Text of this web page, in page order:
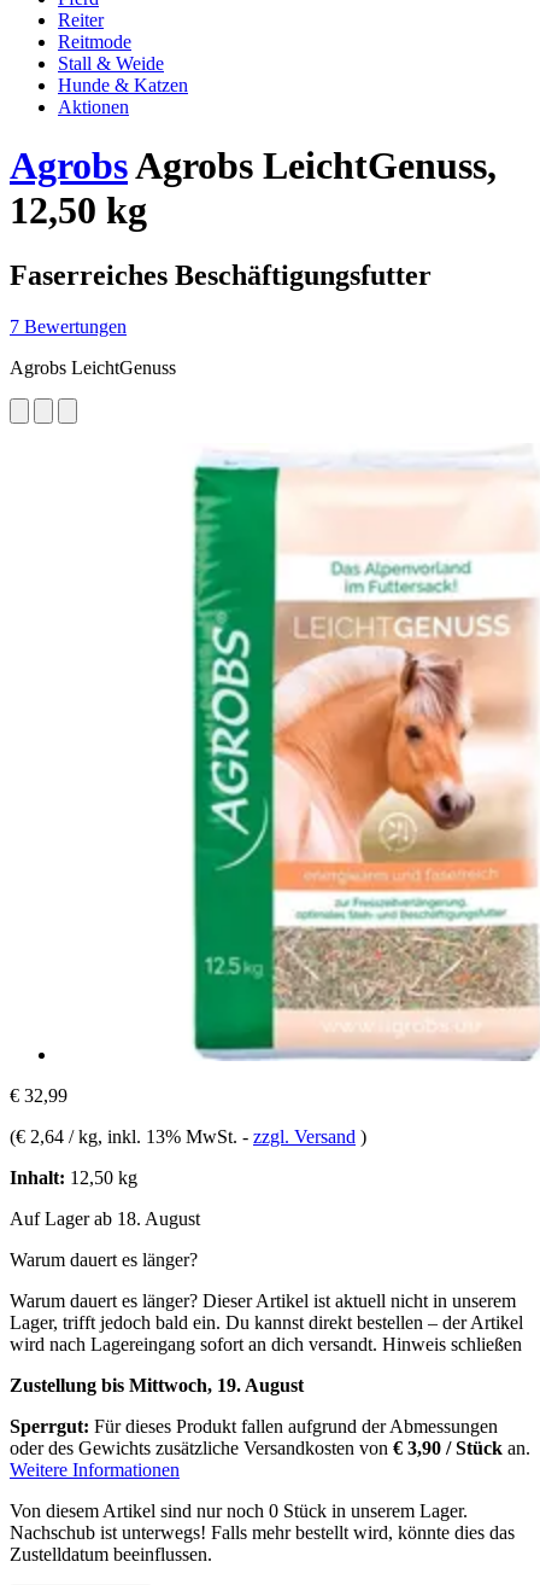
Reiter
Reitmode
Stall & Weide
Hunde & Katzen
Aktionen
AgrobsAgrobs LeichtGenuss,
12,50 kg
Faserreiches Beschäftigungsfutter
7 Bewertungen
Agrobs LeichtGenuss
€ 32,99
(€ 2,64 / kg, inkl. 13% MwSt. - zzgl. Versand )
Inhalt: 12,50 kg
Auf Lager ab 18. August
Warum dauert es länger?
Warum dauert es länger? Dieser Artikel ist aktuell nicht in unserem
Lager, trifft jedoch bald ein. Du kannst direkt bestellen – der Artikel
wird nach Lagereingang sofort an dich versandt. Hinweis schließen
Zustellung bis Mittwoch, 19. August
Sperrgut: Für dieses Produkt fallen aufgrund der Abmessungen
oder des Gewichts zusätzliche Versandkosten von € 3,90 / Stück an.
Weitere Informationen
Von diesem Artikel sind nur noch 0 Stück in unserem Lager.
Nachschub ist unterwegs! Falls mehr bestellt wird, könnte dies das
Zustelldatum beeinflussen.